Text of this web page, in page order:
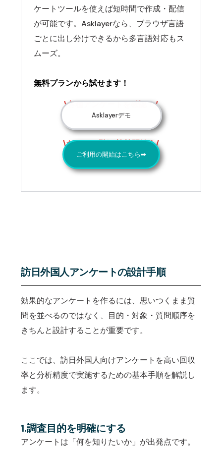
ケートツールを使えば短時間で作成・配信
が可能です。Asklayerなら、ブラウザ言語
ごとに出し分けできるから多言語対応もス
ムーズ。
無料プランから試せます！
\各種アンケートを確認！/
Asklayerデモ
\かんたん登録 施策開始！/
ご利用の開始はこちら➡
訪日外国人アンケートの設計手順
効果的なアンケートを作るには、思いつくまま質
問を並べるのではなく、目的・対象・質問順序を
きちんと設計することが重要です。
ここでは、訪日外国人向けアンケートを高い回収
率と分析精度で実施するための基本手順を解説し
ます。
1.調査目的を明確にする
アンケートは「何を知りたいか」が出発点です。